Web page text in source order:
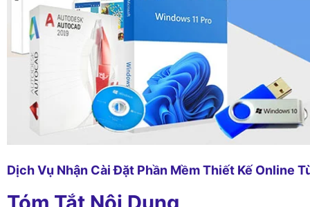
Dịch Vụ Nhận Cài Đặt Phần Mềm Thiết Kế Online